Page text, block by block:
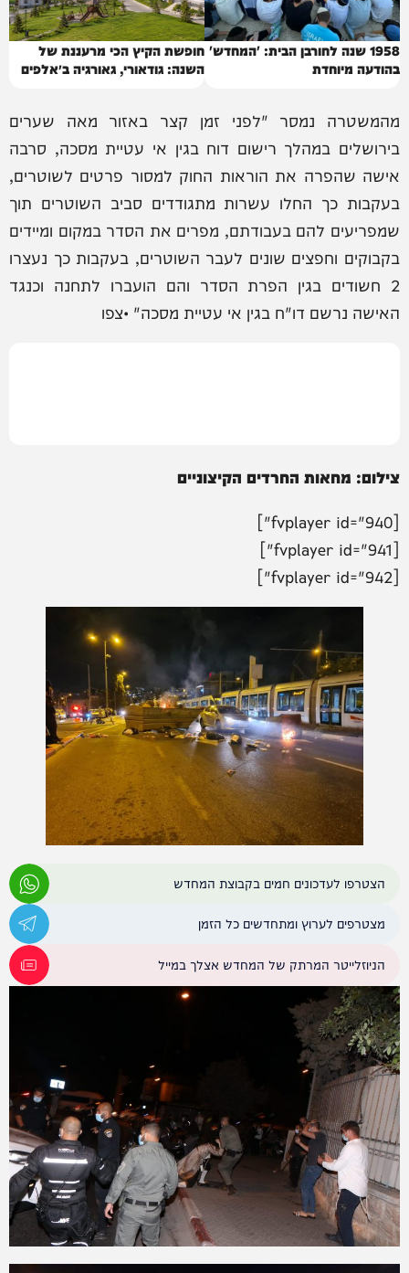
1958 שנה לחורבן הבית: 'המחדש'
בהודעה מיוחדת
חופשת הקיץ הכי מרעננת של
השנה: גודאורי, גאורגיה ב״אלפים
מהמשטרה נמסר "לפני זמן קצר באזור מאה שערים
בירושלים במהלך רישום דוח בגין אי עטיית מסכה, סרבה
אישה שהפרה את הוראות החוק למסור פרטים לשוטרים,
בעקבות כך החלו עשרות מתגודדים סביב השוטרים תוך
שמפריעים להם בעבודתם, מפרים את הסדר במקום ומיידים
בקבוקים וחפצים שונים לעבר השוטרים, בעקבות כך נעצרו
2 חשודים בגין הפרת הסדר והם הועברו לתחנה וכנגד
האישה נרשם דו"ח בגין אי עטיית מסכה" •צפו
צילום: מחאות החרדים הקיצוניים
[fvplayer id="940"]
[fvplayer id="941"]
[fvplayer id="942"]
הצטרפו לעדכונים חמים בקבוצת המחדש
מצטרפים לערוץ ומתחדשים כל הזמן
הניוזלייטר המרתק של המחדש אצלך במייל